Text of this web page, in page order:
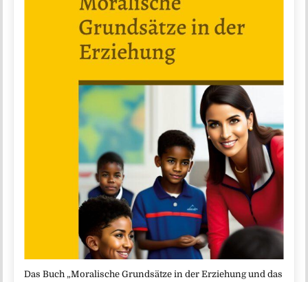
Das Buch „Moralische Grundsätze in der Erziehung und das